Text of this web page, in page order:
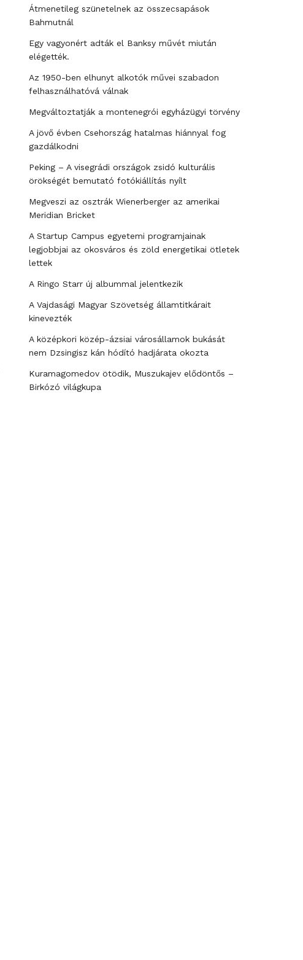
Átmenetileg szünetelnek az összecsapások
Bahmutnál
Egy vagyonért adták el Banksy művét miután
elégették.
Az 1950-ben elhunyt alkotók művei szabadon
felhasználhatóvá válnak
Megváltoztatják a montenegrói egyházügyi törvény
A jövő évben Csehország hatalmas hiánnyal fog
gazdálkodni
Peking – A visegrádi országok zsidó kulturális
örökségét bemutató fotókiállítás nyílt
Megveszi az osztrák Wienerberger az amerikai
Meridian Bricket
A Startup Campus egyetemi programjainak
legjobbjai az okosváros és zöld energetikai ötletek
lettek
A Ringo Starr új albummal jelentkezik
A Vajdasági Magyar Szövetség államtitkárait
kinevezték
A középkori közép-ázsiai városállamok bukását
nem Dzsingisz kán hódító hadjárata okozta
Kuramagomedov ötödik, Muszukajev elődöntős –
Birkózó világkupa